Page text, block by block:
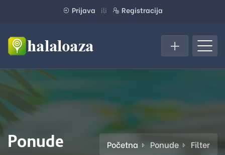
Prijava ili Registracija
Ponude Početna Ponude Filter